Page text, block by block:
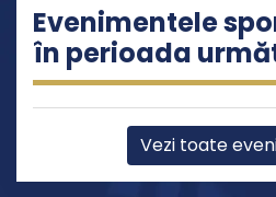
Evenimentele
în perioada
Vezi toate